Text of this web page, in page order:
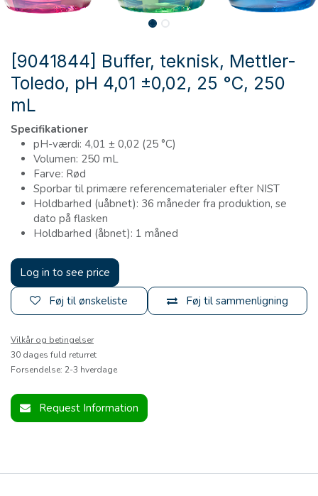
[9041844] Buffer, teknisk, Mettler-
Toledo, pH 4,01 ±0,02, 25 °C, 250
mL
Specifikationer
pH-værdi: 4,01 ± 0,02 (25 °C)
Volumen: 250 mL
Farve: Rød
Sporbar til primære referencematerialer efter NIST
Holdbarhed (uåbnet): 36 måneder fra produktion, se
dato på flasken
Holdbarhed (åbnet): 1 måned
Log in to see price
Føj til sammenligning
Føj til ønskeliste
Vilkår og betingelser
30 dages fuld returret
Forsendelse: 2-3 hverdage
Request Information